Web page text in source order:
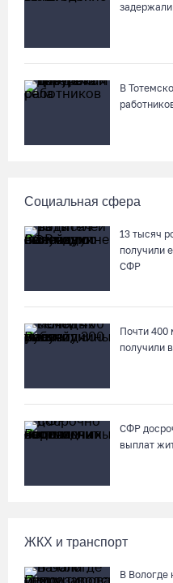
Вытегорском округе
07.08.26 / 12:00
Из-за ремонта путей часть
остановят на три дня
07.08.26 / 11:22
07.08.26 / 11:19
медучреждениях
В Вологде иномарка сбила 12-
07.08.26 / 10:36
В
Социальная сфера
13 тысяч
получили
СФР
Почти
получили
СФР
выплат
ЖКХ и транспорт
В Вологде